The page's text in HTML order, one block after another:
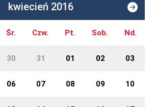
kwiecień 2016
Śr. Czw. Pt. Sob. Nd.
30 31 01 02 03
06 07 08 09 10